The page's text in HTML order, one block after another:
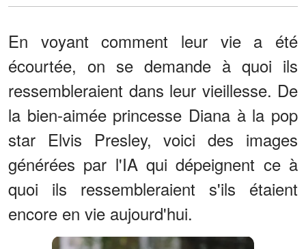
En voyant comment leur vie a été
écourtée, on se demande à quoi ils
ressembleraient dans leur vieillesse. De
la bien-aimée princesse Diana à la pop
star Elvis Presley, voici des images
générées par l'IA qui dépeignent ce à
quoi ils ressembleraient s'ils étaient
encore en vie aujourd'hui.